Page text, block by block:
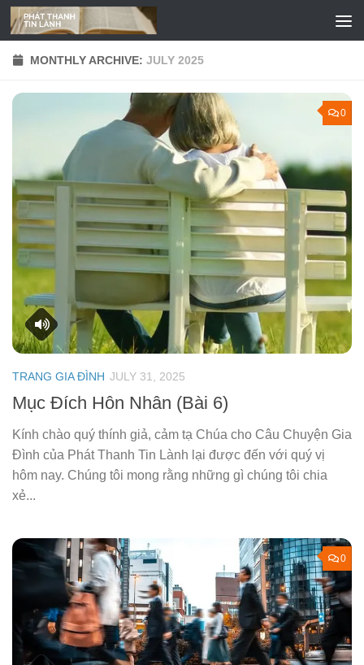
Skip to content
MONTHLY ARCHIVE: JULY 2025
0
TRANG GIA ĐÌNH JULY 31, 2025
Mục Đích Hôn Nhân (Bài 6)
Kính chào quý thính giả, cảm tạ Chúa cho Câu Chuyện Gia
Đình của Phát Thanh Tin Lành lại được đến với quý vị
hôm nay. Chúng tôi mong rằng những gì chúng tôi chia
xẻ...
0